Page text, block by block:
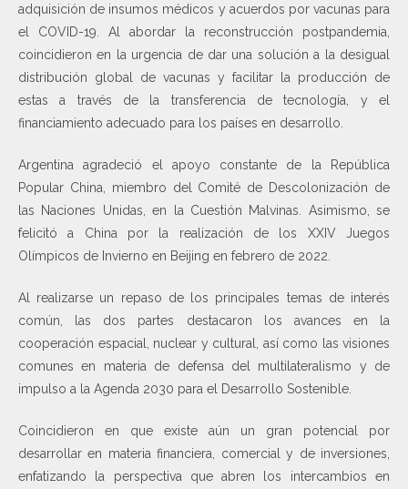
adquisición de insumos médicos y acuerdos por vacunas para
el COVID-19. Al abordar la reconstrucción postpandemia,
coincidieron en la urgencia de dar una solución a la desigual
distribución global de vacunas y facilitar la producción de
estas a través de la transferencia de tecnología, y el
financiamiento adecuado para los países en desarrollo.
Argentina agradeció el apoyo constante de la República
Popular China, miembro del Comité de Descolonización de
las Naciones Unidas, en la Cuestión Malvinas. Asimismo, se
felicitó a China por la realización de los XXIV Juegos
Olímpicos de Invierno en Beijing en febrero de 2022.
Al realizarse un repaso de los principales temas de interés
común, las dos partes destacaron los avances en la
cooperación espacial, nuclear y cultural, así como las visiones
comunes en materia de defensa del multilateralismo y de
impulso a la Agenda 2030 para el Desarrollo Sostenible.
Coincidieron en que existe aún un gran potencial por
desarrollar en materia financiera, comercial y de inversiones,
enfatizando la perspectiva que abren los intercambios en